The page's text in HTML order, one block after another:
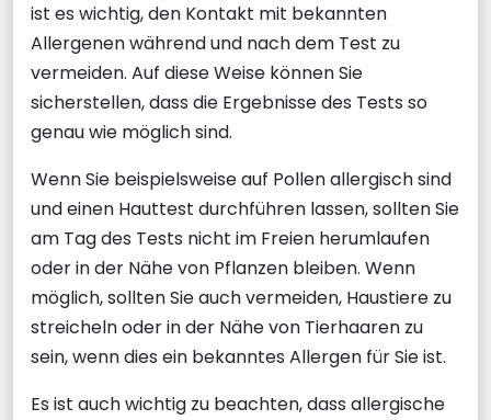
ist es wichtig, den Kontakt mit bekannten
Allergenen während und nach dem Test zu
vermeiden. Auf diese Weise können Sie
sicherstellen, dass die Ergebnisse des Tests so
genau wie möglich sind.
Wenn Sie beispielsweise auf Pollen allergisch sind
und einen Hauttest durchführen lassen, sollten Sie
am Tag des Tests nicht im Freien herumlaufen
oder in der Nähe von Pflanzen bleiben. Wenn
möglich, sollten Sie auch vermeiden, Haustiere zu
streicheln oder in der Nähe von Tierhaaren zu
sein, wenn dies ein bekanntes Allergen für Sie ist.
Es ist auch wichtig zu beachten, dass allergische